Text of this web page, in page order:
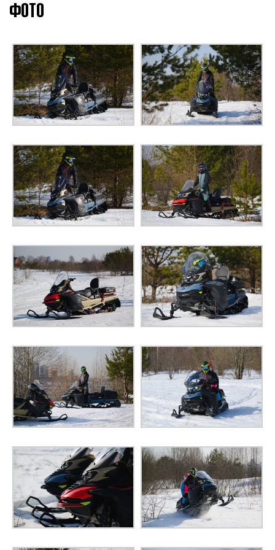
КОРОБКА ПЕРЕДАЧ
ЗАДНЯЯ ПЕРЕДАЧА
Включение кнопкой на
руле
ТИП ЗАДНЕЙ ПОДВЕСКИ Для глубокого снега
АМОРТИЗАТОРЫ ПЕРЕДНИЕ Газомасляные
АМОРТИЗАТОРЫ ЗАДНИЕ Газомасляные
ТОРМОЗНАЯ СИСТЕМА
Гидравлическая
усиленная тормозная
система
СТОЯНОЧНЫЙ ТОРМОЗ Ручной
ДЛИНА 3250 мм
ШИРИНА 1210 мм
ФОТО